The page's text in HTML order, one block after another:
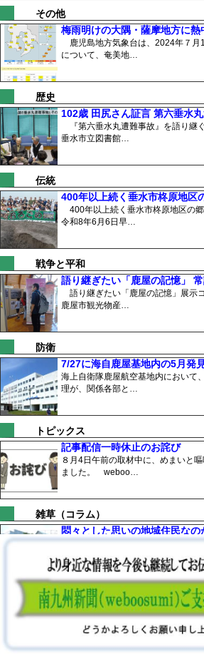
その他
梅雨明けの大隅・薩摩地方に熱
鹿児島地方気象台は、2024年７月
について、奄美地…
歴史
102歳 田尻さん証言 第六垂水
『第六垂水丸遭難事故』を語り継
垂水市立図書館…
伝統
400年以上続く垂水市柊原地区
400年以上続く垂水市柊原地区の郷
令和8年6月6日早…
戦争と平和
語り継ぎたい「鹿屋の記憶」
語り継ぎたい「鹿屋の記憶」展示
鹿屋市観光物産…
防衛
7/27に海自鹿屋基地内の5月発
海上自衛隊鹿屋航空基地内において
理が、関係各部と…
トピックス
記事配信一時休止のお詫び
８月4日午前の取材中に、めまいと
ました。 weboo…
雑草（コラム）
悶々とした思いの地域住民な
コスモピア内之浦については、再
権者が選定され、その…
おおすみ雑記
日本最古？ 吾平山上陵参道の
先日、吾平山上陵公園の清掃のこ